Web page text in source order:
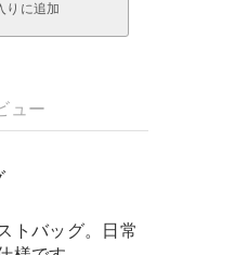
りに追加
ュー
トバッグ。日常